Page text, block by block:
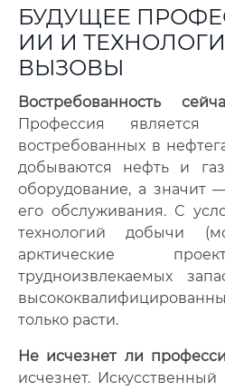
БУДУЩЕЕ
ИИ И
ВЫЗОВЫ
Востребованность
Профессия
востребованных в
добываются нефть и
оборудование, а значит
его обслуживания. С
технологий добычи
арктические
трудноизвлекаемых
только расти.
Не исчезнет ли
исчезнет. Искусственный